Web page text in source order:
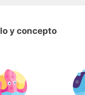
y concepto